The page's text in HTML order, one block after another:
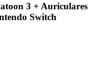
3 + Auriculares
Switch